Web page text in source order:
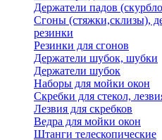
Держатели падов
Сгоны (стяжки,склизы),
резинки
Резинки для сгонов
Держатели шубок, шубки
Держатели шубок
Наборы для мойки окон
Скребки для стекол,
Лезвия для скребков
Ведра для мойки окон
Штанги телескопические